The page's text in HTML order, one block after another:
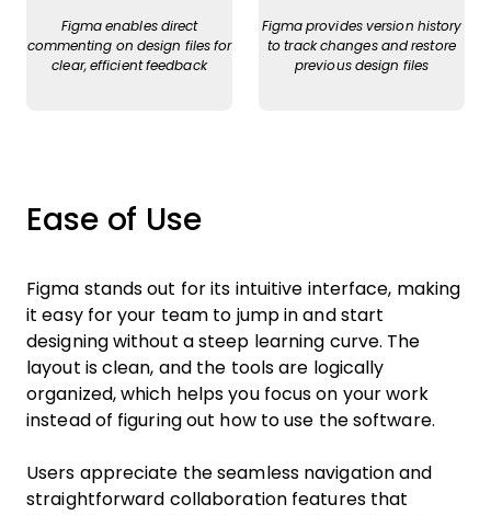
Figma enables direct
commenting on design files for
clear, efficient feedback
Figma provides version history
to track changes and restore
previous design files
Ease of Use
Figma stands out for its intuitive interface, making
it easy for your team to jump in and start
designing without a steep learning curve. The
layout is clean, and the tools are logically
organized, which helps you focus on your work
instead of figuring out how to use the software.
Users appreciate the seamless navigation and
straightforward collaboration features that